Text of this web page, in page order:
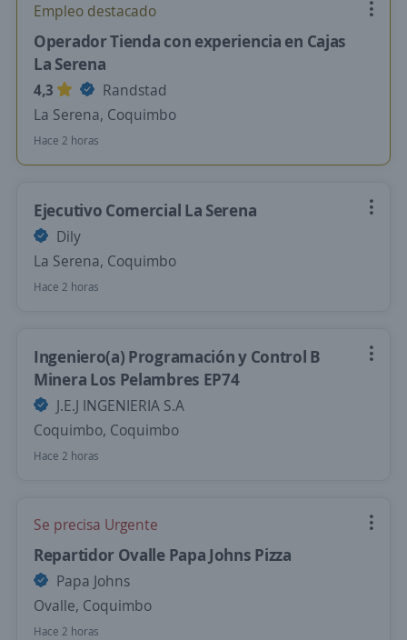
Empleo destacado
Operador Tienda con experiencia en Cajas
La Serena
4,3
Randstad
La Serena, Coquimbo
Hace 2 horas
Ejecutivo Comercial La Serena
Dily
La Serena, Coquimbo
Hace 2 horas
Ingeniero(a) Programación y Control B
Minera Los Pelambres EP74
J.E.J INGENIERIA S.A
Coquimbo, Coquimbo
Hace 2 horas
Se precisa Urgente
Repartidor Ovalle Papa Johns Pizza
Papa Johns
Ovalle, Coquimbo
Hace 2 horas